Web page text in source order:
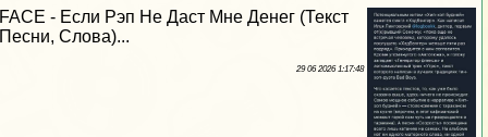
FACE - Если Рэп Не Даст Мне Денег (Текст
Песни, Слова)...
29 06 2026 1:17:48